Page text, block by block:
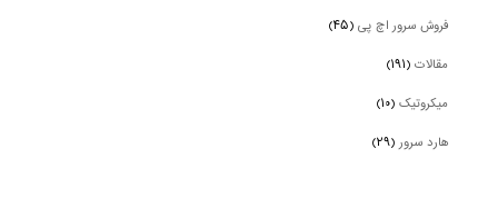
فروش سرور اچ پی(۴۵)
مقالات(۱۹۱)
میکروتیک(۱۰)
هارد سرور(۲۹)